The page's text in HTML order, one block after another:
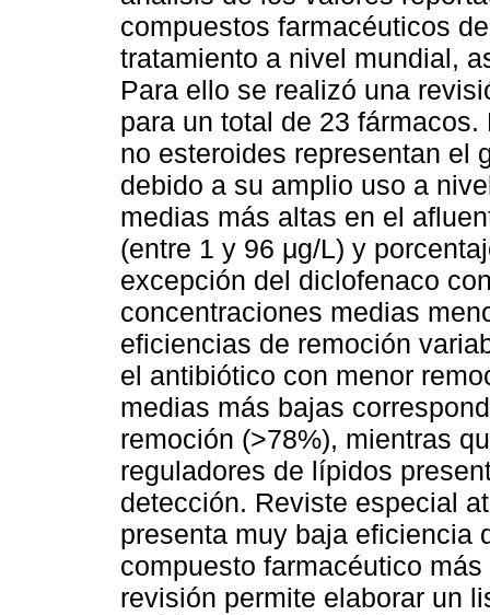
compuestos farmacéuticos
tratamiento a nivel mundial,
Para ello se realizó una
para un total de 23
no esteroides representan el
debido a su amplio uso a
medias más altas en el
(entre 1 y 96 μg/L) y
excepción del diclofenaco
concentraciones medias
eficiencias de remoción
el antibiótico con menor
medias más bajas
remoción (>78%), mientras
reguladores de lípidos
detección. Reviste especial
presenta muy baja eficiencia
compuesto farmacéutico
revisión permite elaborar un